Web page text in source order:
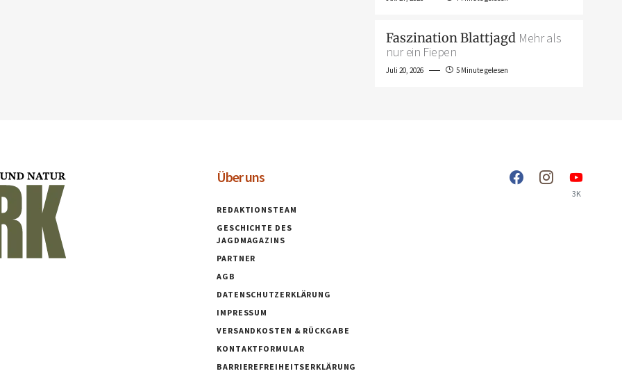
Faszination Blattjagd Mehr als
nur ein Fiepen
Juli 20, 2026 5 Minute gelesen
Über uns
REDAKTIONSTEAM
GESCHICHTE DES
JAGDMAGAZINS
PARTNER
AGB
DATENSCHUTZERKLÄRUNG
IMPRESSUM
VERSANDKOSTEN & RÜCKGABE
KONTAKTFORMULAR
BARRIEREFREIHEITSERKLÄRUNG
3K